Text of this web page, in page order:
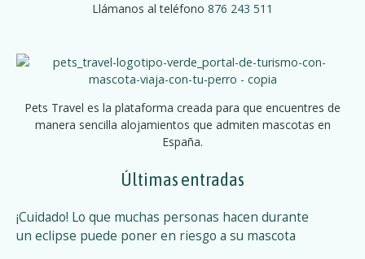
Llámanos al teléfono 876 243 511
Pets Travel es la plataforma creada para que encuentres de
manera sencilla alojamientos que admiten mascotas en
España.
Últimas entradas
¡Cuidado! Lo que muchas personas hacen durante
un eclipse puede poner en riesgo a su mascota